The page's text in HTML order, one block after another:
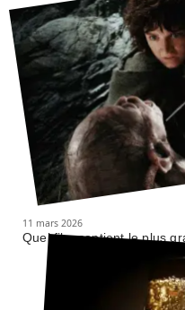
11 mars 2026
Quel film contient le plus